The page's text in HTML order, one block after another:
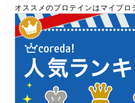
オススメのプロテインはマイプロ